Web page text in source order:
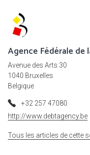
Agence Fédérale de
Avenue des Arts 30
1040 Bruxelles
Belgique
+32 257 47080
http://www.debtagency.be
Tous les articles de cette